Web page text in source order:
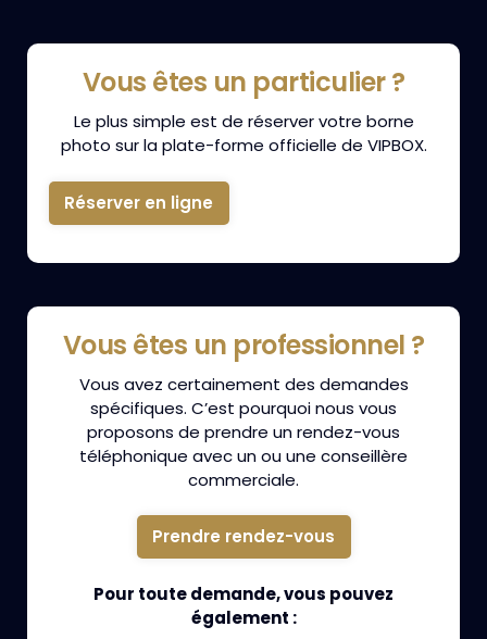
Vous êtes un particulier ?
Le plus simple est de réserver votre borne
photo sur la plate-forme officielle de VIPBOX.
Réserver en ligne
Vous êtes un professionnel ?
Vous avez certainement des demandes
spécifiques. C’est pourquoi nous vous
proposons de prendre un rendez-vous
téléphonique avec un ou une conseillère
commerciale.
Prendre rendez-vous
Pour toute demande, vous pouvez
également :